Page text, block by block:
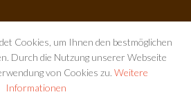
Cookies, um Ihnen den bestmöglichen
Durch die Nutzung unserer Webseite
von Cookies zu. Weitere
Informationen